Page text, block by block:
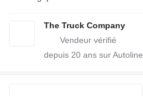
The Truck Company
depuis 20 ans sur Autoline